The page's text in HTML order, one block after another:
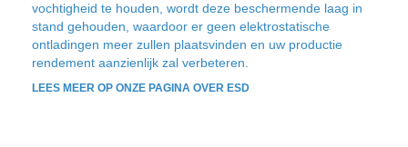
vochtigheid te houden, wordt deze beschermende laag in
stand gehouden, waardoor er geen elektrostatische
ontladingen meer zullen plaatsvinden en uw productie
rendement aanzienlijk zal verbeteren.
LEES MEER OP ONZE PAGINA OVER ESD